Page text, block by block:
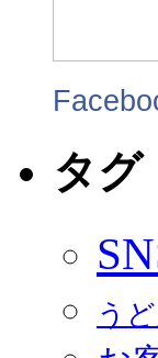
タグ
う